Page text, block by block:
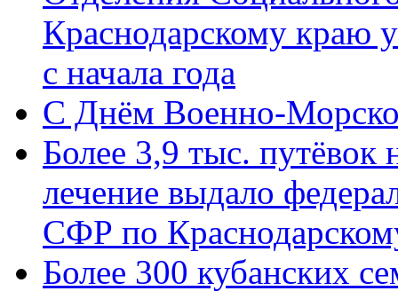
Краснодарскому краю
с начала года
C Днём Военно-
Более 3,9 тыс. путёвок
лечение выдало
СФР по
Более 300 кубанских